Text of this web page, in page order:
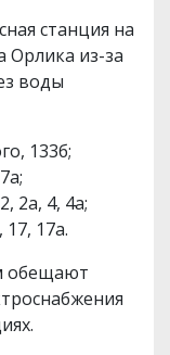
станция на
Орлика из-за
воды
133б;
2а, 4, 4а;
17а.
обещают